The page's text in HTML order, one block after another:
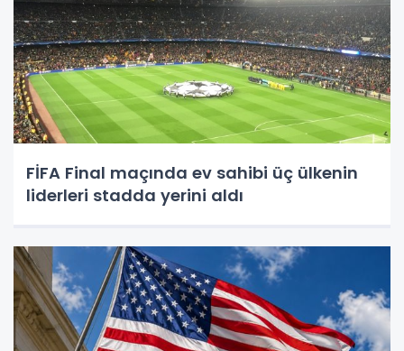
FİFA Final maçında ev sahibi üç ülkenin
liderleri stadda yerini aldı